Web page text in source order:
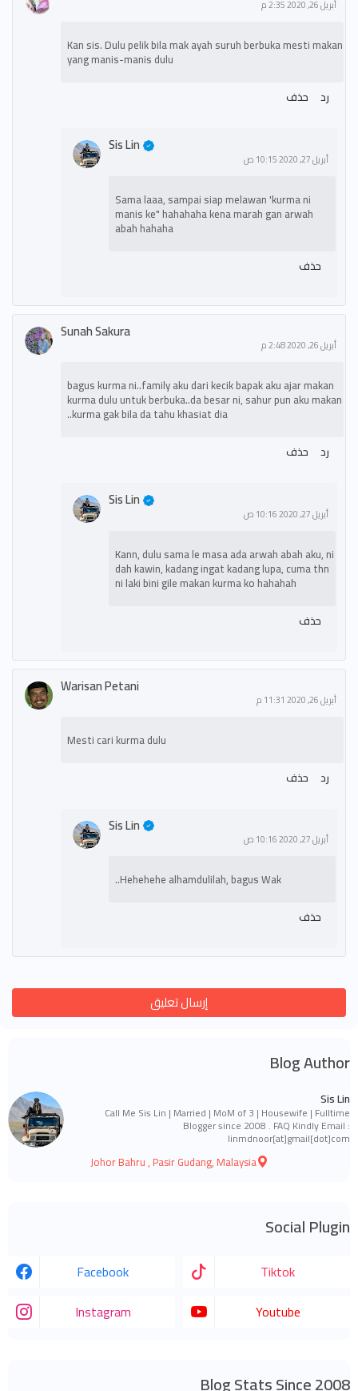
أبريل 26, 2020 2:35 م
Kan sis. Dulu pelik bila mak ayah suruh berbuka mesti makan
yang manis-manis dulu
رد
حذف
Sis Lin
أبريل 27, 2020 10:15 ص
Sama laaa, sampai siap melawan 'kurma ni
manis ke" hahahaha kena marah gan arwah
abah hahaha
حذف
Sunah Sakura
أبريل 26, 2020 2:48 م
bagus kurma ni..family aku dari kecik bapak aku ajar makan
kurma dulu untuk berbuka..da besar ni, sahur pun aku makan
kurma gak bila da tahu khasiat dia..
رد
حذف
Sis Lin
أبريل 27, 2020 10:16 ص
Kann, dulu sama le masa ada arwah abah aku, ni
dah kawin, kadang ingat kadang lupa, cuma thn
ni laki bini gile makan kurma ko hahahah
حذف
Warisan Petani
أبريل 26, 2020 11:31 م
Mesti cari kurma dulu
رد
حذف
Sis Lin
أبريل 27, 2020 10:16 ص
Hehehehe alhamdulilah, bagus Wak..
حذف
إرسال تعليق
Blog Author
Sis Lin
Call Me Sis Lin | Married | MoM of 3 | Housewife | Fulltime
Blogger since 2008 . FAQ Kindly Email :
linmdnoor[at]gmail[dot]com
Johor Bahru , Pasir Gudang, Malaysia
Social Plugin
Facebook
Tiktok
Instagram
Youtube
Blog Stats Since 2008